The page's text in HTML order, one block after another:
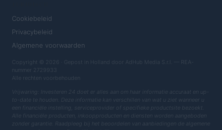
Cookiebeleid
Privacybeleid
Algemene voorwaarden
Copyright © 2026 · Gepost in Holland door AdHub Media S.r.l. — REA-
nummer 2729933
Alle rechten voorbehouden
Vrijwaring: Investeren 24 doet er alles aan om haar informatie accuraat en up-
to-date te houden. Deze informatie kan verschillen van wat u ziet wanneer u
een financiële instelling, serviceprovider of specifieke productsite bezoekt.
Alle financiële producten, inkoopproducten en diensten worden aangeboden
zonder garantie. Raadpleeg bij het beoordelen van aanbiedingen de algemene